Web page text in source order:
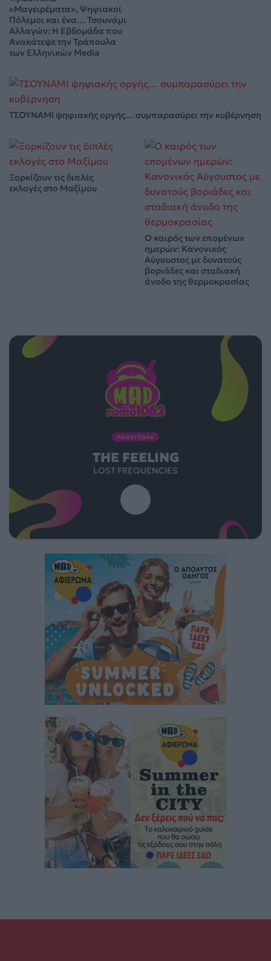
«Μαγειρέματα», Ψηφιακοί
Πόλεμοι και ένα… Τσουνάμι
Αλλαγών: Η Εβδομάδα που
Ανακάτεψε την Τράπουλα
των Ελληνικών Media
ΤΣΟΥΝΑΜΙ ψηφιακής οργής… συμπαρασύρει την κυβέρνηση
Ξορκίζουν τις διπλές
εκλογές στο Μαξίμου
Ο καιρός των επομένων
ημερών: Κανονικός
Αύγουστος με δυνατούς
βοριάδες και σταδιακή
άνοδο της θερμοκρασίας
ΠΑΙΖΕΙ ΤΩΡΑ
THE FEELING
LOST FREQUENCIES